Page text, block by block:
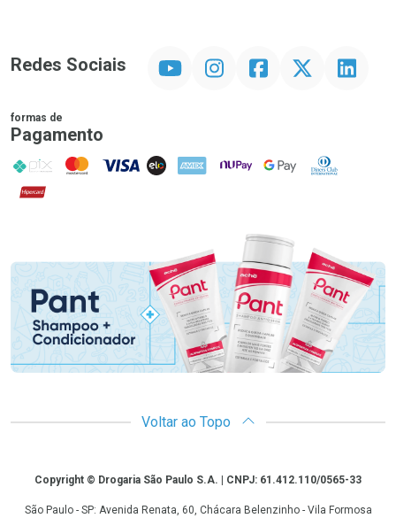
Redes Sociais InstagramFacebookTwitter Linkedin
formas de
Pagamento
PIX MasterCard
VISA ELO AMEX NuPay Google PayDiners Club
Hipercard
Promoção em Destaque
Voltar ao Topo
CopyrightCopyright © Drogaria São Paulo S.A. | CNPJ: 61.412.110/0565-33
São Paulo - SP: Avenida Renata, 60, Chácara Belenzinho - Vila Formosa